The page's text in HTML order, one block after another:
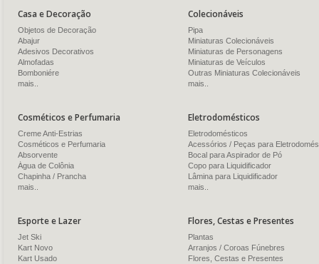
Casa e Decoração
Objetos de Decoração
Abajur
Adesivos Decorativos
Almofadas
Bomboniére
mais..
Colecionáveis
Pipa
Miniaturas Colecionáveis
Miniaturas de Personagens
Miniaturas de Veículos
Outras Miniaturas Colecionáveis
mais..
Cosméticos e Perfumaria
Creme Anti-Estrias
Cosméticos e Perfumaria
Absorvente
Água de Colônia
Chapinha / Prancha
mais..
Eletrodomésticos
Eletrodomésticos
Acessórios / Peças para
Bocal para Aspirador de Pó
Copo para Liquidificador
Lâmina para Liquidificador
mais..
Esporte e Lazer
Jet Ski
Kart Novo
Kart Usado
Flores, Cestas e Presentes
Plantas
Arranjos / Coroas Fúnebres
Flores, Cestas e Presentes